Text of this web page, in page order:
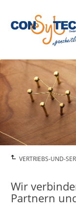
VERTRIEBS-UND-
Wir
Partnern